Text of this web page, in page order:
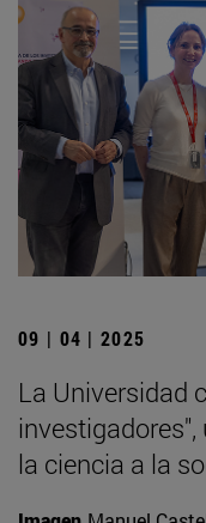
09 | 04 | 2025
La Universidad
la ciencia a la